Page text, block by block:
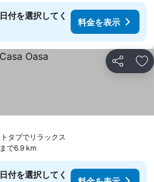
付を選択してく
料金を表示
シェア お
タブでリラックス
で6.9 km
付を選択してく